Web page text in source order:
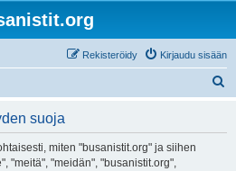
Kirjaudu sisään
Rekisteröidy
suoja
miten "busanistit.org" ja siihen
"meitä", "meidän", "busanistit.org",